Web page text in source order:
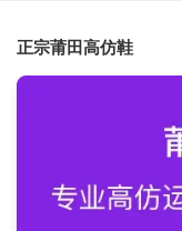
正宗莆田高仿鞋